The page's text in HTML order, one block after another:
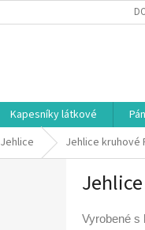
Kapesníky látkové
Jehlice Jehlice kruhové
Vyrobené s